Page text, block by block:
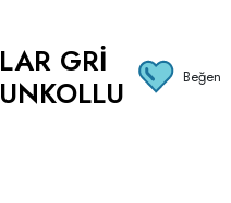
GRI
Beğen